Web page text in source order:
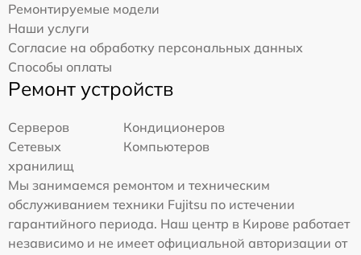
Ремонтируемые модели
Наши услуги
Согласие на обработку персональных данных
Способы оплаты
Ремонт устройств
Серверов
Кондиционеров
Сетевых
хранилищ
Компьютеров
Мы занимаемся ремонтом и техническим
обслуживанием техники Fujitsu по истечении
гарантийного периода. Наш центр в Кирове работает
независимо и не имеет официальной авторизации от